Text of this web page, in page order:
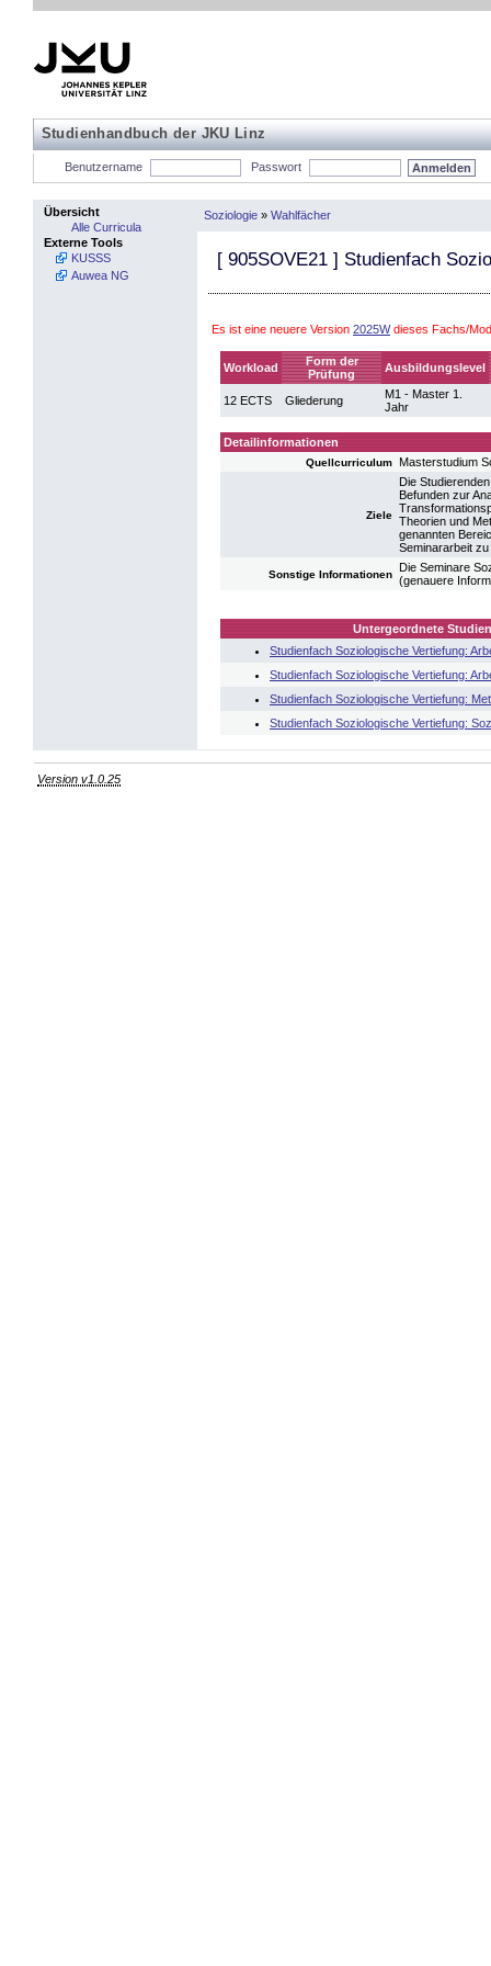
Studienhandbuch der JKU Linz
Benutzername Passwort
Übersicht
Alle Curricula
Externe Tools
KUSSS
Auwea NG
Soziologie » Wahlfächer
[ 905SOVE21 ] Studienfach
Es ist eine neuere Version 2025Wdieses Fachs/
Workload
Form der
Prüfung
Ausbildungslevel
12 ECTS Gliederung
M1 - Master 1.
Jahr
Detailinformationen
Quellcurriculum Masterstudium
Ziele
Die
Befunden zur
Theorien und
genannten
Seminararbeit
Sonstige Informationen
Die Seminare
(genauere
Untergeordnete
Studienfach Soziologische Vertiefung:
Studienfach Soziologische Vertiefung:
Studienfach Soziologische Vertiefung:
Studienfach Soziologische Vertiefung:
Version v1.0.25